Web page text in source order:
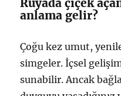
Rüyada çiçek
anlama gelir?
Çoğu kez umut,
simgeler. İçsel
sunabilir. Ancak